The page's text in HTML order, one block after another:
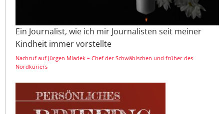
Ein Journalist, wie ich mir Journalisten seit meiner
Kindheit immer vorstellte
Nachruf auf Jürgen Mladek – Chef der Schwäbischen und früher des
Nordkuriers